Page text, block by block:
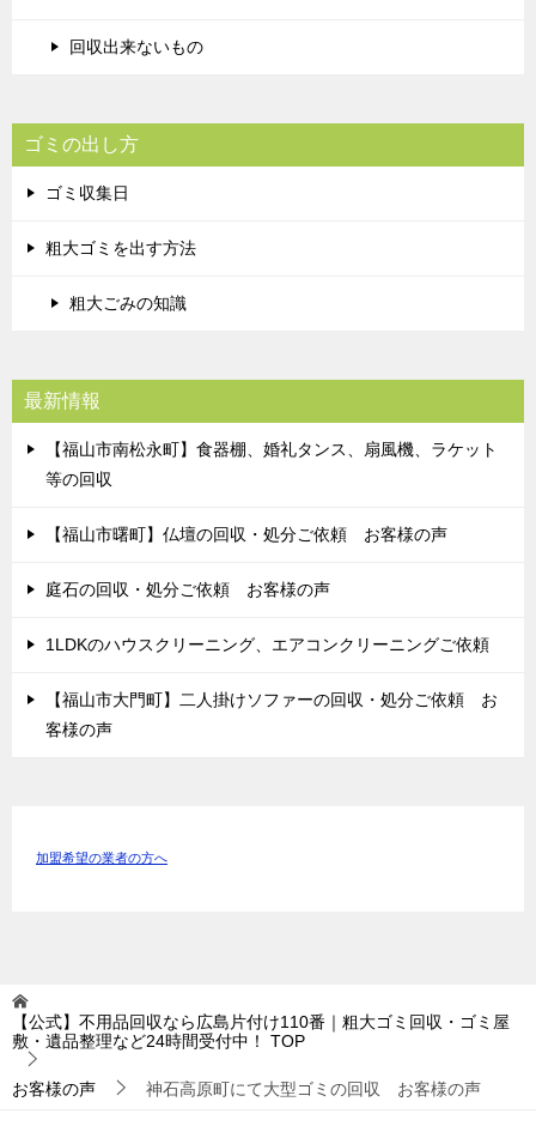
回収出来ないもの
ゴミの出し方
ゴミ収集日
粗大ゴミを出す方法
粗大ごみの知識
最新情報
【福山市南松永町】食器棚、婚礼タンス、扇風機、ラケット
等の回収
【福山市曙町】仏壇の回収・処分ご依頼 お客様の声
庭石の回収・処分ご依頼 お客様の声
1LDKのハウスクリーニング、エアコンクリーニングご依頼
【福山市大門町】二人掛けソファーの回収・処分ご依頼 お
客様の声
加盟希望の業者の方へ
【公式】不用品回収なら広島片付け110番｜粗大ゴミ回収・ゴミ屋
敷・遺品整理など24時間受付中！
TOP
お客様の声 神石高原町にて大型ゴミの回収 お客様の声